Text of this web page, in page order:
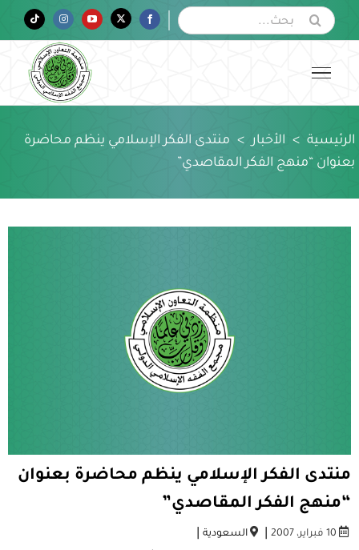
البحث
عن:
Facebook
Twitter
YouTube
Instagram
Tiktok
الرئيسية > الأخبار > منتدى الفكر الإسلامي ينظم محاضرة
بعنوان “منهج الفكر المقاصدي”
منتدى الفكر الإسلامي ينظم محاضرة بعنوان
“منهج الفكر المقاصدي”
10 فبراير، 2007 | السعودية|